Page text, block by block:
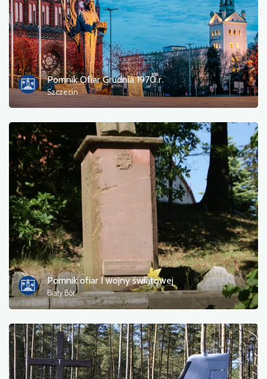
Pomnik Ofiar Grudnia 1970 r.
Szczecin
Pomnik ofiar I wojny światowej
Biały Bór
Gastronomia
Informacja turystyczna
Kąpieliska
Kultura i rozrywka
Miejsce odpoczynku
Militaria
Muzeum
Noclegi
Pola namiotowe
Pomniki, rzeźby, murale
Przeprawa promowa
Przyroda
Przystanek kolejowy